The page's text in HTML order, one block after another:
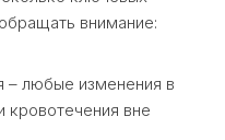
внимание:
– любые изменения в
кровотечения вне